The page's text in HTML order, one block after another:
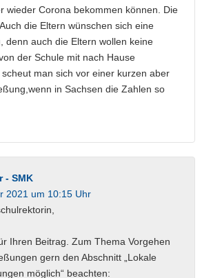
wieder Corona bekommen können. Die
die Eltern wünschen sich eine
denn auch die Eltern wollen keine
der Schule mit nach Hause
man sich vor einer kurzen aber
in Sachsen die Zahlen so
- SMK
2021 um 10:15 Uhr
Ihren Beitrag. Zum Thema Vorgehen
gern den Abschnitt „Lokale
möglich“ beachten: